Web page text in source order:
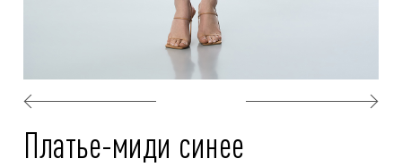
Платье-миди синее